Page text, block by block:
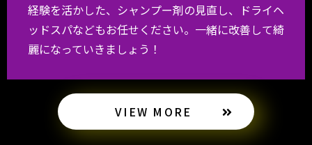
経験を活かした、シャンプー剤の見直し、ドライヘ
ッドスパなどもお任せください。一緒に改善して綺
麗になっていきましょう！
VIEW MORE